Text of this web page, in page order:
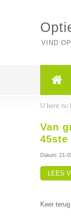
VIND
U bent nu
Van
Datum: 21-
LEES
Keer